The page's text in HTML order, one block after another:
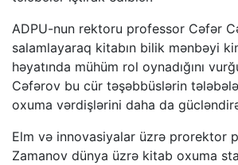
ADPU-nun rektoru professor Cəfər
salamlayaraq kitabın bilik mənbəyi
həyatında mühüm rol oynadığını
Cəfərov bu cür təşəbbüslərin
oxuma vərdişlərini daha da
Elm və innovasiyalar üzrə prorektor
Zamanov dünya üzrə kitab oxuma